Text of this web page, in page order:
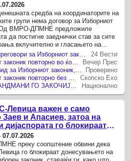
средба на координаторите на
групи нема договор за Изборниот
Од ВМРО-ДПМНЕ предложиле
да постигне заеднички став за сите
вклучително и гласањето на
а сето тоа ќе им биде прифатено.
24 Вести
Вечер Прес
Проверено
Скопско Ехо
Национално
Левица важен е само
и Апасиев, затоа на
дијаспората го блокираат
ВМРО-ДПМНЕ
07.07.2026
преку соопштение обвини дека
го блокираат донесувањето на